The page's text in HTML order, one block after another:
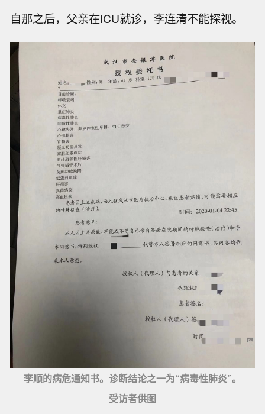
自那之后，父亲在ICU就诊，李连清不能探视。
李顺的病危通知书。诊断结论之一为“病毒性肺炎”。
受访者供图